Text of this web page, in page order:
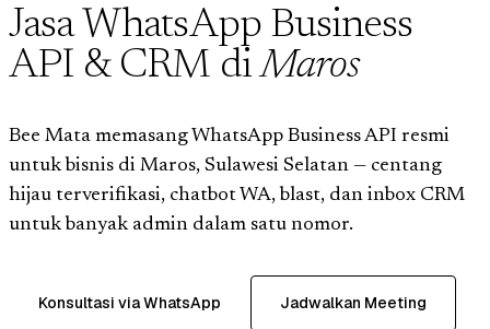
Jasa WhatsApp Business
API & CRM diMaros
Bee Mata memasang WhatsApp Business API resmi
untuk bisnis di Maros, Sulawesi Selatan — centang
hijau terverifikasi, chatbot WA, blast, dan inbox CRM
untuk banyak admin dalam satu nomor.
Konsultasi via WhatsApp Jadwalkan Meeting